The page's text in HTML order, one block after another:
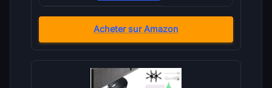
Acheter sur Amazon